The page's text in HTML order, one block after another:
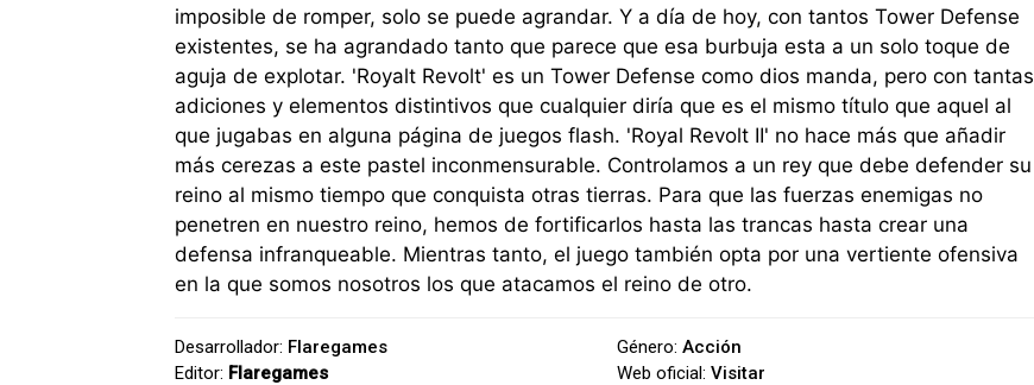
imposible de romper, solo se puede agrandar. Y a día de hoy, con tantos Tower Defense
existentes, se ha agrandado tanto que parece que esa burbuja esta a un solo toque de
aguja de explotar. 'Royalt Revolt' es un Tower Defense como dios manda, pero con tantas
adiciones y elementos distintivos que cualquier diría que es el mismo título que aquel al
que jugabas en alguna página de juegos flash. 'Royal Revolt II' no hace más que añadir
más cerezas a este pastel inconmensurable. Controlamos a un rey que debe defender su
reino al mismo tiempo que conquista otras tierras. Para que las fuerzas enemigas no
penetren en nuestro reino, hemos de fortificarlos hasta las trancas hasta crear una
defensa infranqueable. Mientras tanto, el juego también opta por una vertiente ofensiva
en la que somos nosotros los que atacamos el reino de otro.
Desarrollador: Flaregames
Editor: Flaregames
Género:Acción
Web oficial:Visitar